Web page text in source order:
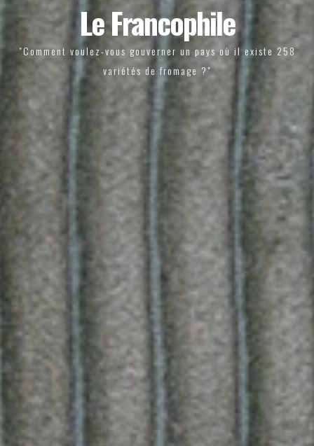
Le Francophile
"Comment voulez-vous gouverner un pays où il existe 258
variétés de fromage ?"